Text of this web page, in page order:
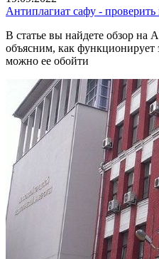
Антиплагиат сафу -
В статье вы найдете обзор
объясним, как функционирует
можно ее обойти